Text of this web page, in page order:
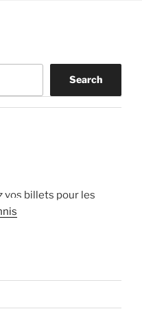
Search
vos billets pour les